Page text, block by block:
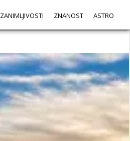
ZANIMLJIVOSTI ZNANOST ASTRO